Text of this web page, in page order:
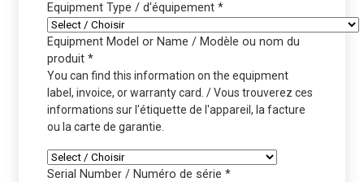
Equipment Type / d'équipement *
Equipment Model or Name / Modèle ou nom du
produit *
You can find this information on the equipment
label, invoice, or warranty card. / Vous trouverez ces
informations sur l'étiquette de l'appareil, la facture
ou la carte de garantie.
Serial Number / Numéro de série *